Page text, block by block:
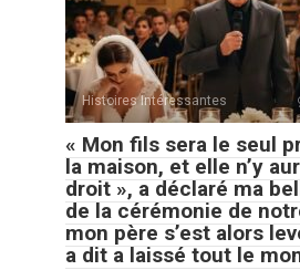
Histoires Intéressantes
« Mon fils sera le seul
la maison, et elle n’y
droit », a déclaré ma
de la cérémonie de
mon père s’est alors
a dit a laissé tout le